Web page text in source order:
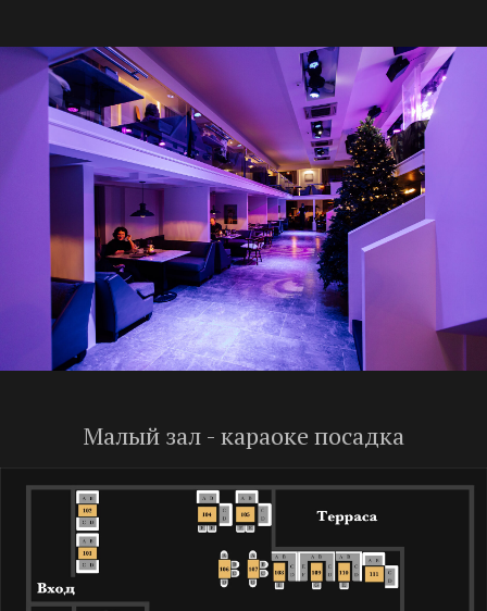
Малый зал - караоке посадка